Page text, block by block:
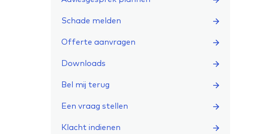
Schade melden
Offerte aanvragen
Downloads
Bel mij terug
Een vraag stellen
Klacht indienen